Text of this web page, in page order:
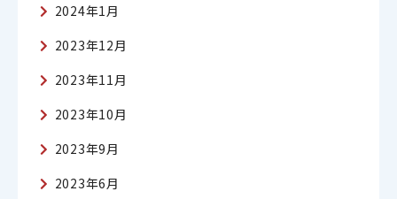
2024年1月
2023年12月
2023年11月
2023年10月
2023年9月
2023年6月